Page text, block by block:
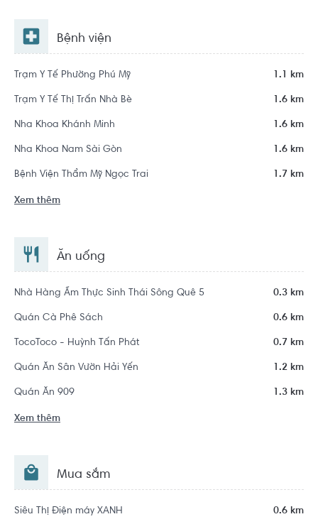
Bệnh viện
Trạm Y Tế Phường Phú Mỹ 1.1 km
Trạm Y Tế Thị Trấn Nhà Bè 1.6 km
Nha Khoa Khánh Minh 1.6 km
Nha Khoa Nam Sài Gòn 1.6 km
Bệnh Viện Thẩm Mỹ Ngọc Trai 1.7 km
Xem thêm
Ăn uống
Nhà Hàng Ẩm Thực Sinh Thái Sông Quê 5 0.3 km
Quán Cà Phê Sách 0.6 km
TocoToco - Huỳnh Tấn Phát 0.7 km
Quán Ăn Sân Vườn Hải Yến 1.2 km
Quán Ăn 909 1.3 km
Xem thêm
Mua sắm
Siêu Thị Điện máy XANH 0.6 km